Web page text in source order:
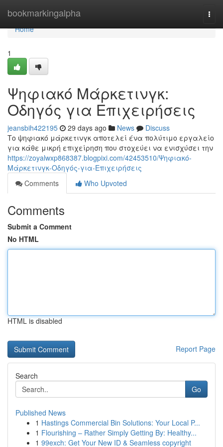
bookmarkingalpha
Home
Home
1
Ψηφιακό Μάρκετινγκ:
Οδηγός για Επιχειρήσεις
jeansbih422195 29 days ago News
Discuss
Το ψηφιακό μάρκετινγκ αποτελεί ένα πολύτιμο εργαλείο
για κάθε μικρή επιχείρηση που στοχεύει να ενισχύσει την
https://zoyalwxp868387.blogpixi.com/42453510/Ψηφιακό-
Μάρκετινγκ-Οδηγός-για-Επιχειρήσεις
Comments
Who Upvoted
Comments
Submit a Comment
No HTML
HTML is disabled
Report Page
Search
Go
Published News
1 Hastings Commercial Bin Solutions: Your Local P...
1 Flourishing – Rather Simply Getting By: Healthy...
1 99exch: Get Your New ID & Seamless copyright